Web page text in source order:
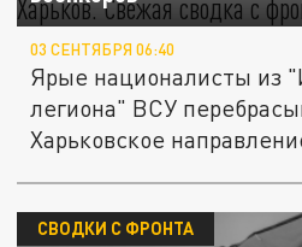
03 СЕНТЯБРЯ 06:40
Ярые националисты из
легиона" ВСУ
Харьковское
СВОДКИ С ФРОНТА